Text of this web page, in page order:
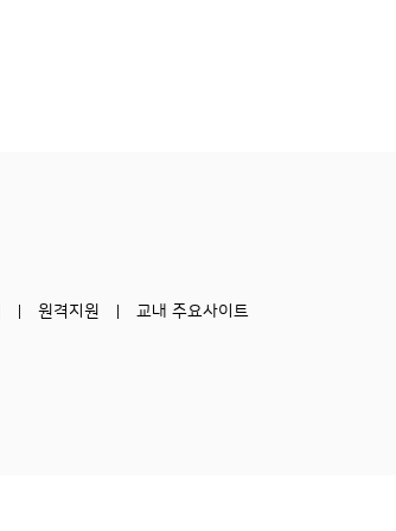
원격지원 교내 주요사이트